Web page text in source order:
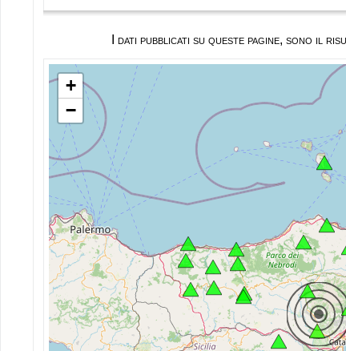
I dati pubblicati su queste pagine, sono il
+
−